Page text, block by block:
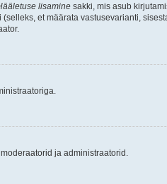
lisamine sakki, mis asub
et määrata vastusevarianti,
ja administraatorid.